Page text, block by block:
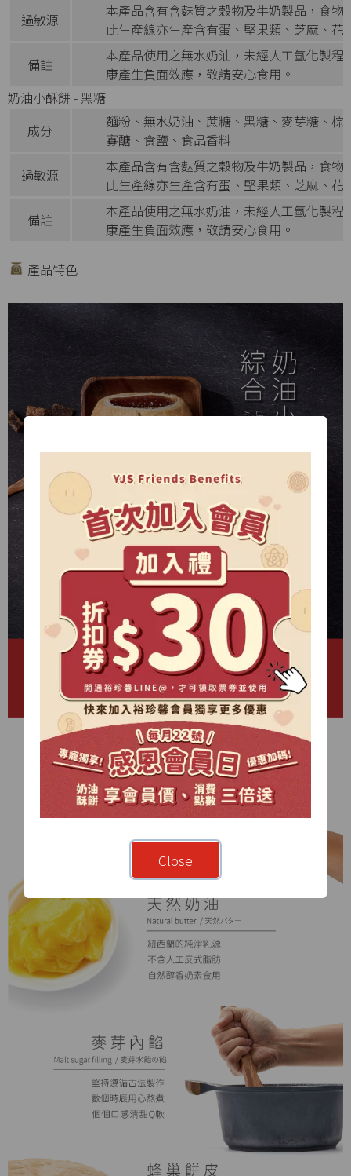
過敏源
本產品含有含麩質之穀物及牛奶製品，食物
此生產線亦生產含有蛋、堅果類、芝麻、花
備註
本產品使用之無水奶油，未經人工氫化製
康產生負面效應，敬請安心食用。
奶油小酥餅 - 黑糖
成分
麵粉、無水奶油、蔗糖、黑糖、麥芽糖、
寡醣、食鹽、食品香料
過敏源
本產品含有含麩質之穀物及牛奶製品，食物
此生產線亦生產含有蛋、堅果類、芝麻、花
備註
本產品使用之無水奶油，未經人工氫化製
康產生負面效應，敬請安心食用。
產品特色
Close